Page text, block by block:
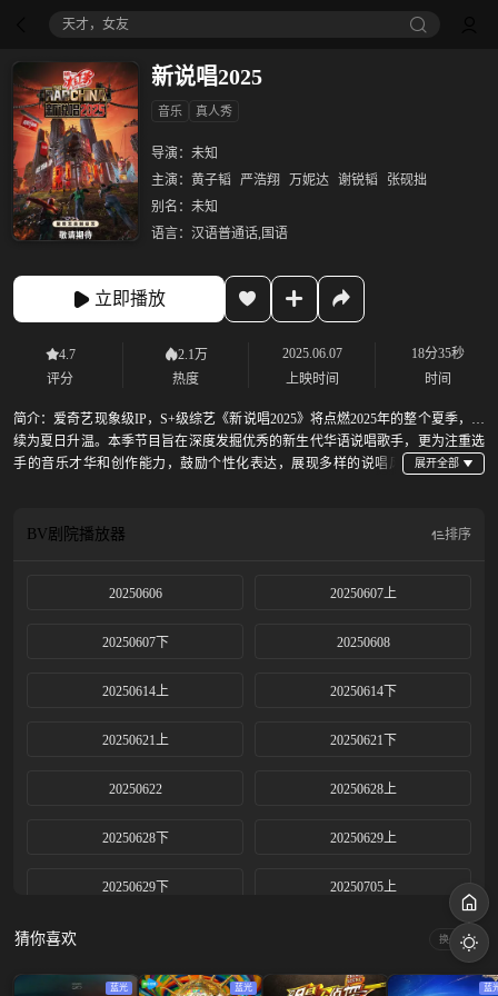
天才，女友
新说唱2025
音乐 真人秀
导演： 未知
主演： 黄子韬 严浩翔 万妮达 谢锐韬
张砚拙
别名： 未知
语言： 汉语普通话,国语
立即播放
4.7
评分
2.1万
热度
2025.06.07
上映时间
18分35秒
时间
简介：爱奇艺现象级IP，S+级综艺《新说唱2025》将点燃2025年的整个夏季，持
续为夏日升温。本季节目旨在深度发掘优秀的新生代华语说唱歌手，更为注重选
手的音乐才华和创作能力，鼓励个性化表达，展现多样的说唱风
代青年的特点。保证高质量的音乐制作，借助网络平台广泛传播，引领青年文化
BV剧院播放器 排序
20250606 20250607上
20250607下 20250608
20250614上 20250614下
20250621上 20250621下
20250622 20250628上
20250628下 20250629上
20250629下 20250705上
20250706 20250712上
猜你喜欢 换一换
蓝光 蓝光 蓝